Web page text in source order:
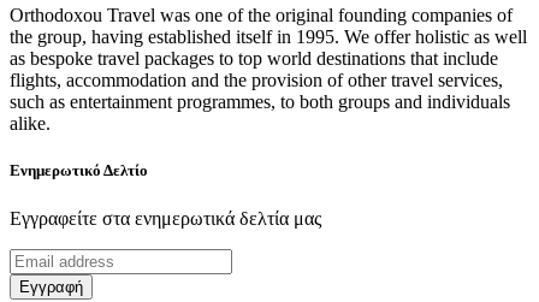
Orthodoxou Travel was one of the original founding companies of
the group, having established itself in 1995. We offer holistic as well
as bespoke travel packages to top world destinations that include
flights, accommodation and the provision of other travel services,
such as entertainment programmes, to both groups and individuals
alike.
Ενημερωτικό Δελτίο
Εγγραφείτε στα ενημερωτικά δελτία μας
Εγγραφή